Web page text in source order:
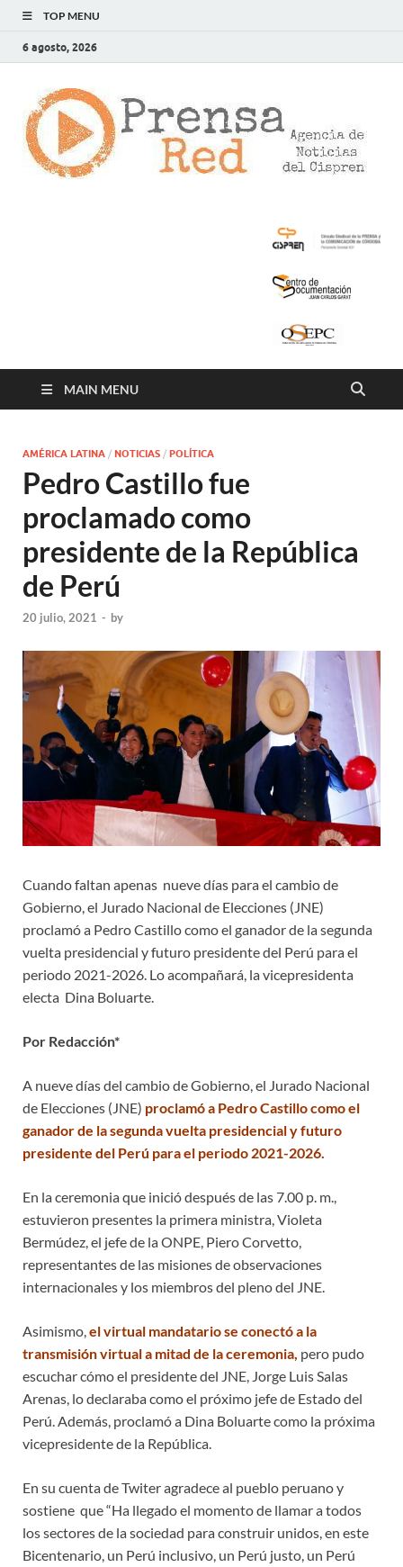
TOP MENU
6 agosto, 2026
MAIN MENU
AMÉRICA LATINA / NOTICIAS / POLÍTICA
Pedro Castillo fue
proclamado como
presidente de la República
de Perú
20 julio, 2021 - by
Cuando faltan apenas nueve días para el cambio de
Gobierno, el Jurado Nacional de Elecciones (JNE)
proclamó a Pedro Castillo como el ganador de la segunda
vuelta presidencial y futuro presidente del Perú para el
periodo 2021-2026. Lo acompañará, la vicepresidenta
electa Dina Boluarte.
Por Redacción*
A nueve días del cambio de Gobierno, el Jurado Nacional
de Elecciones (JNE) proclamó a Pedro Castillo como el
ganador de la segunda vuelta presidencial y futuro
presidente del Perú para el periodo 2021-2026.
En la ceremonia que inició después de las 7.00 p. m.,
estuvieron presentes la primera ministra, Violeta
Bermúdez, el jefe de la ONPE, Piero Corvetto,
representantes de las misiones de observaciones
internacionales y los miembros del pleno del JNE.
Asimismo, el virtual mandatario se conectó a la
transmisión virtual a mitad de la ceremonia, pero pudo
escuchar cómo el presidente del JNE, Jorge Luis Salas
Arenas, lo declaraba como el próximo jefe de Estado del
Perú. Además, proclamó a Dina Boluarte como la próxima
vicepresidente de la República.
En su cuenta de Twiter agradece al pueblo peruano y
sostiene que “Ha llegado el momento de llamar a todos
los sectores de la sociedad para construir unidos, en este
Bicentenario, un Perú inclusivo, un Perú justo, un Perú